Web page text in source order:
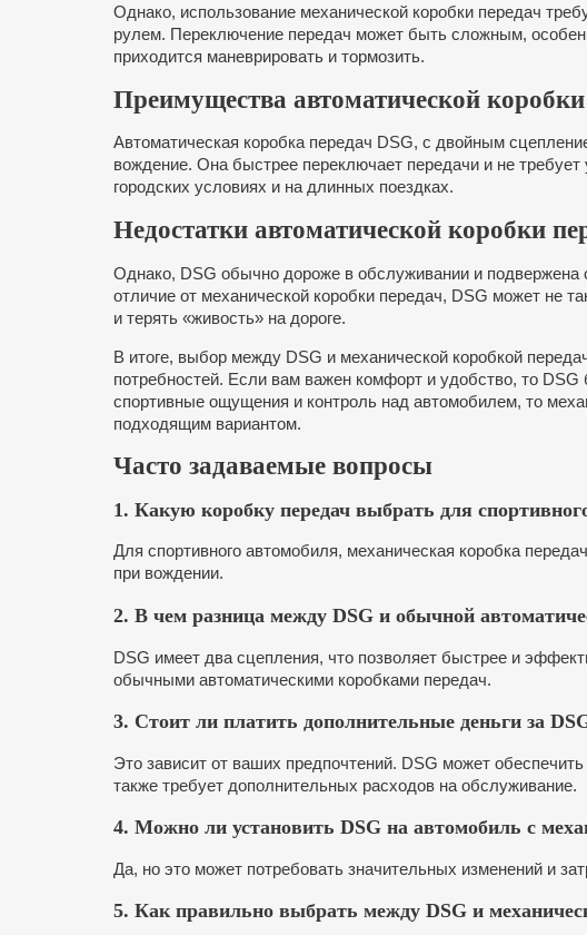
Однако, использование механической коробки передач
рулем. Переключение передач может быть сложным,
приходится маневрировать и тормозить.
Преимущества автоматической
Автоматическая коробка передач DSG, с двойным
вождение. Она быстрее переключает передачи и не
городских условиях и на длинных поездках.
Недостатки автоматической коробки
Однако, DSG обычно дороже в обслуживании и подвержена
отличие от механической коробки передач, DSG может не
и терять «живость» на дороге.
В итоге, выбор между DSG и механической коробкой
потребностей. Если вам важен комфорт и удобство, то
спортивные ощущения и контроль над автомобилем, то
подходящим вариантом.
Часто задаваемые вопросы
1. Какую коробку передач выбрать для
Для спортивного автомобиля, механическая коробка
при вождении.
2. В чем разница между DSG и обычной
DSG имеет два сцепления, что позволяет быстрее и
обычными автоматическими коробками передач.
3. Стоит ли платить дополнительные деньги за
Это зависит от ваших предпочтений. DSG может
также требует дополнительных расходов на обслуживание.
4. Можно ли установить DSG на автомобиль с
Да, но это может потребовать значительных изменений и
5. Как правильно выбрать между DSG и